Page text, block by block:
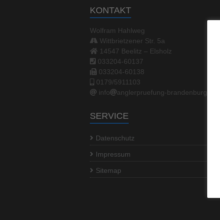
KONTAKT
Wolfram Hahlweg
Wittbrietzener Str. 5a
14547 Beelitz – Elsholz
033204-60137
033204-60138
0179/5911103
info
anglerpruefung-brandenburg.de
SERVICE
Datenschutz
Impressum
Sitemap